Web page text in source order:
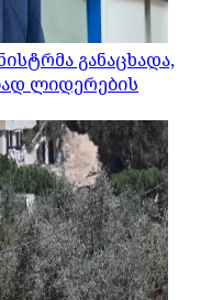
განაცხადა,
ლიდერების